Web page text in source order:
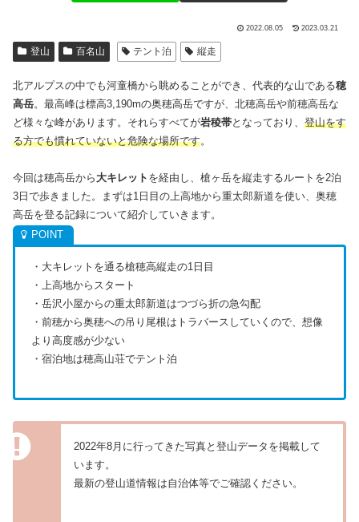
2022.08.05 2023.03.21
登山 百名山 テント泊 縦走
北アルプスの中でも河童橋から眺めることができ、代表的な山である穂
高岳。最高峰は標高3,190mの奥穂高岳ですが、北穂高岳や前穂高岳な
ど様々な峰があります。それらすべてが岩稜帯となっており、 登山をす
る方でも慣れていないと危険な場所です。
今回は穂高岳から大キレット を経由し、槍ヶ岳を縦走するルートを2泊
3日で歩きました。まずは1日目の上高地から重太郎新道を使い、奥穂
高岳を登る記録について紹介していきます。
・大キレットを通る槍穂高縦走の1日目
・上高地からスタート
・岳沢小屋からの重太郎新道はつづら折の急勾配
・前穂から奥穂への吊り尾根はトラバースしていくので、想像
より高度感が少ない
・宿泊地は穂高山荘でテント泊
2022年8月に行ってきた写真と登山データを掲載して
います。
最新の登山道情報は自治体等でご確認ください。